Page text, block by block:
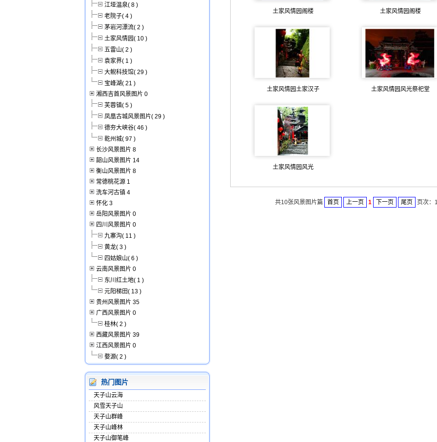
土家风情园阁楼 土家风情园阁楼
土家风情园土家汉子 土家风情园风光祭祀堂
土家风情园风光
共10张风景图片篇 首页 上一页 1 下一页 尾页 页次：
江垭温泉( 8 )
老院子( 4 )
茅岩河漂流( 2 )
土家风情园( 10 )
五雷山( 2 )
袁家界( 1 )
大鲵科技馆( 29 )
宝峰湖( 21 )
湘西吉首风景图片 0
芙蓉镇( 5 )
凤凰古城风景图片( 29 )
德夯大峡谷( 46 )
乾州城( 97 )
长沙风景图片 8
韶山风景图片 14
衡山风景图片 8
常德桃花源 1
洗车河古镇 4
怀化 3
岳阳风景图片 0
四川风景图片 0
九寨沟( 11 )
黄龙( 3 )
四姑娘山( 6 )
云南风景图片 0
东川红土地( 1 )
元阳梯田( 13 )
贵州风景图片 35
广西风景图片 0
桂林( 2 )
西藏风景图片 39
江西风景图片 0
婺源( 2 )
热门图片
天子山云海
风雪天子山
天子山群峰
天子山峰林
天子山御笔峰